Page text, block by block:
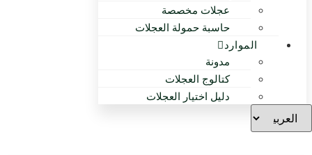
عجلات مخصصة
حاسبة حمولة العجلات
الموارد
مدونة
كتالوج العجلات
دليل اختيار العجلات